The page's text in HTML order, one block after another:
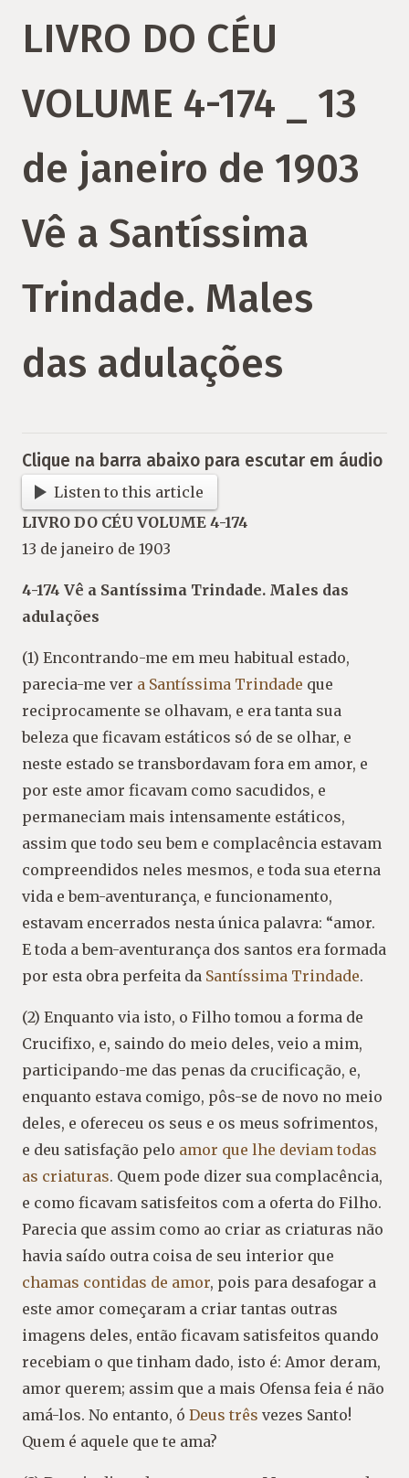
LIVRO DO CÉU
VOLUME 4-174 _ 13
de janeiro de 1903
Vê a Santíssima
Trindade. Males
das adulações
Clique na barra abaixo para escutar em áudio
Listen to this article
LIVRO DO CÉU VOLUME 4-174
13 de janeiro de 1903
4-174 Vê a Santíssima Trindade. Males das
adulações
(1) Encontrando-me em meu habitual estado,
parecia-me ver a Santíssima Trindade que
reciprocamente se olhavam, e era tanta sua
beleza que ficavam estáticos só de se olhar, e
neste estado se transbordavam fora em amor, e
por este amor ficavam como sacudidos, e
permaneciam mais intensamente estáticos,
assim que todo seu bem e complacência estavam
compreendidos neles mesmos, e toda sua eterna
vida e bem-aventurança, e funcionamento,
estavam encerrados nesta única palavra: “amor.
E toda a bem-aventurança dos santos era formada
por esta obra perfeita da Santíssima Trindade.
(2) Enquanto via isto, o Filho tomou a forma de
Crucifixo, e, saindo do meio deles, veio a mim,
participando-me das penas da crucificação, e,
enquanto estava comigo, pôs-se de novo no meio
deles, e ofereceu os seus e os meus sofrimentos,
e deu satisfação pelo amor que lhe deviam todas
as criaturas. Quem pode dizer sua complacência,
e como ficavam satisfeitos com a oferta do Filho.
Parecia que assim como ao criar as criaturas não
havia saído outra coisa de seu interior que
chamas contidas de amor, pois para desafogar a
este amor começaram a criar tantas outras
imagens deles, então ficavam satisfeitos quando
recebiam o que tinham dado, isto é: Amor deram,
amor querem; assim que a mais Ofensa feia é não
amá-los. No entanto, ó Deus três vezes Santo!
Quem é aquele que te ama?